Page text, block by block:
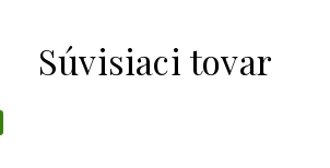
Súvisiaci tovar